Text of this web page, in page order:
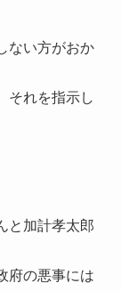
ない方がおか
それを指示し
と加計孝太郎
府の悪事には